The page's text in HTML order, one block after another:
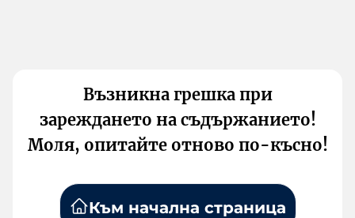
Възникна грешка при
зареждането на съдържанието!
Моля, опитайте отново по-късно!
Към начална страница